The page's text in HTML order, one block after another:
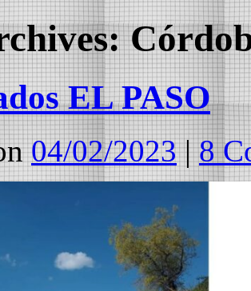
EL PASO
04/02/2023 | 8